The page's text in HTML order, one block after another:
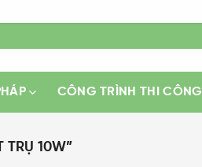
CÔNG TRÌNH THI CÔNG
TRỤ 10W”